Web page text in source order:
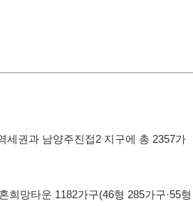
세권과 남양주진접2 지구에 총 2357가
망타운 1182가구(46형 285가구·55형